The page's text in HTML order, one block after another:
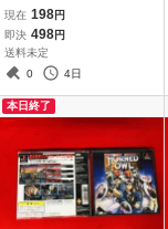
定版 NIGHTS 最安販売！
１円スタート
現在 198円
即決 498円
送料未定
0
4日
本日終了